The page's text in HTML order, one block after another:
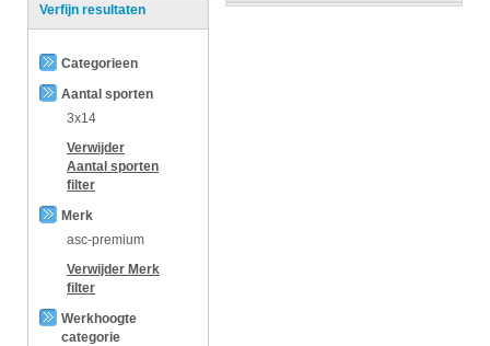
Verfijn resultaten
Categorieen
Aantal sporten
3x14
Verwijder
Aantal sporten
filter
Merk
asc-premium
Verwijder Merk
filter
Werkhoogte
categorie